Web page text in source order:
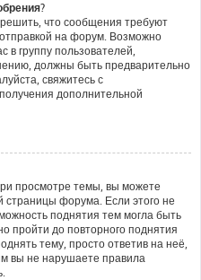
что сообщения требуют
на форум. Возможно
в группу пользователей,
должны быть предварительно
свяжитесь с
дополнительной
просмотре темы, вы можете
страницы форума. Если этого не
поднятия тем могла быть
пройти до повторного поднятия
тему, просто ответив на неё,
вы не нарушаете правила